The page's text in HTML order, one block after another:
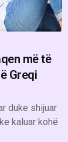
më të
Greqi
duke shijuar
kaluar kohë